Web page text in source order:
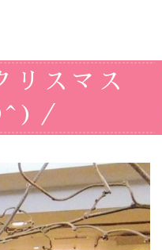
スマス
／